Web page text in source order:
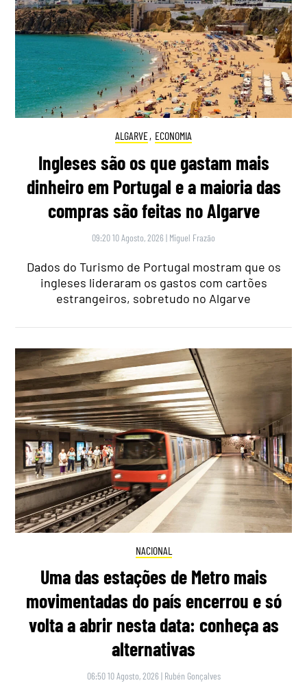
ALGARVE, ECONOMIA
Ingleses são os que gastam mais
dinheiro em Portugal e a maioria das
compras são feitas no Algarve
09:20 10 Agosto, 2026 | Miguel Frazão
Dados do Turismo de Portugal mostram que os
ingleses lideraram os gastos com cartões
estrangeiros, sobretudo no Algarve
NACIONAL
Uma das estações de Metro mais
movimentadas do país encerrou e só
volta a abrir nesta data: conheça as
alternativas
06:50 10 Agosto, 2026 | Rubén Gonçalves